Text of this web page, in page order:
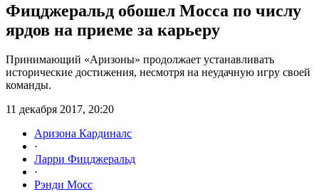
Фицджеральд обошел Мосса по числу
ярдов на приеме за карьеру
Принимающий «Аризоны» продолжает устанавливать
исторические достижения, несмотря на неудачную игру своей
команды.
11 декабря 2017, 20:20
Аризона Кардиналс
·
Ларри Фицджеральд
·
Рэнди Мосс